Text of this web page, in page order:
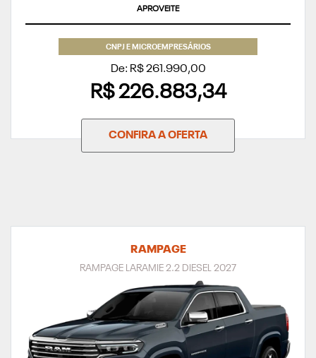
SUPERVALORIZAÇÃO DO SEU SEMINOVO OU TAXA ZERO
CNPJ E MICROEMPRESÁRIOS
De: R$ 261.990,00
R$ 226.883,34
CONFIRA A OFERTA
RAMPAGE
RAMPAGE LARAMIE 2.2 DIESEL 2027